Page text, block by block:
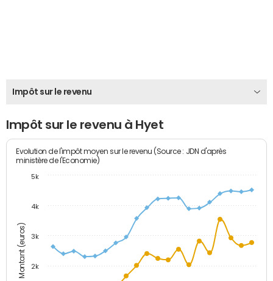
Impôt sur le revenu
Impôt sur le revenu à Hyet
Montant (euros)
Evolution de l'impôt moyen sur le revenu (Source : JDN d'après
ministère de l'Economie)
2k
3k
4k
5k